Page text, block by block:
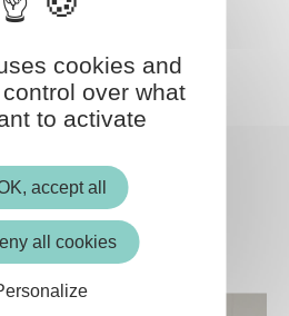
AUSSI VOUS
cookies and
over what
to activate
accept all
all cookies